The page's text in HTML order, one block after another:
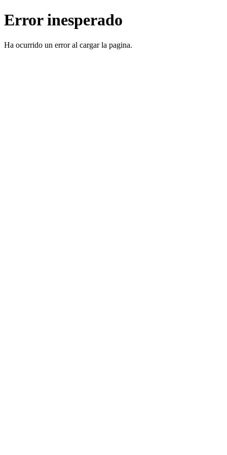
Error inesperado
Ha ocurrido un error al cargar la pagina.